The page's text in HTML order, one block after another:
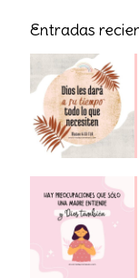
Entradas